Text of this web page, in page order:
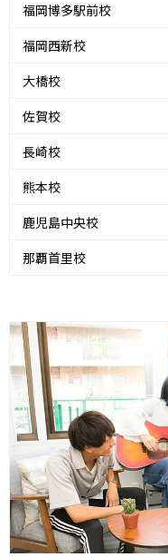
福岡博多駅前校
福岡西新校
大橋校
佐賀校
長崎校
熊本校
鹿児島中央校
那覇首里校